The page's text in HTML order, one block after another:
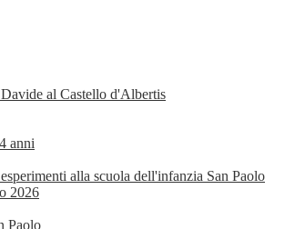
al Castello d'Albertis
anni
alla scuola dell'infanzia San Paolo
2026
Paolo